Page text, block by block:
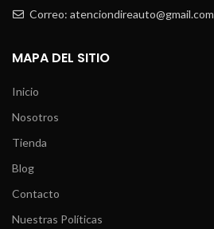
Correo: atenciondireauto@gmail.com
MAPA DEL SITIO
Inicio
Nosotros
Tienda
Blog
Contacto
Nuestras Políticas